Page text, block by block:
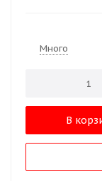
Много
В